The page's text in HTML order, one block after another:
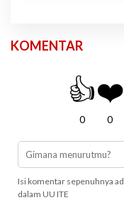
KOMENTAR
👍
0
❤️
0
Isi komentar sepenuhnya
dalam UU ITE